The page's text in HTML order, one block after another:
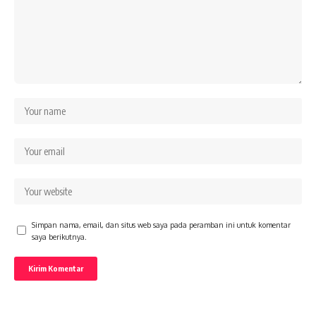
Simpan nama, email, dan situs web saya pada peramban ini untuk komentar
saya berikutnya.